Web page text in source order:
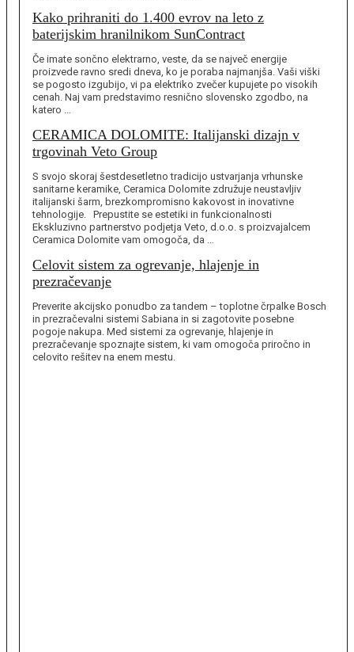
Kako prihraniti do 1.400 evrov na leto z
baterijskim hranilnikom SunContract
Če imate sončno elektrarno, veste, da se največ energije
proizvede ravno sredi dneva, ko je poraba najmanjša. Vaši viški
se pogosto izgubijo, vi pa elektriko zvečer kupujete po visokih
cenah. Naj vam predstavimo resnično slovensko zgodbo, na
katero …
CERAMICA DOLOMITE: Italijanski dizajn v
trgovinah Veto Group
S svojo skoraj šestdesetletno tradicijo ustvarjanja vrhunske
sanitarne keramike, Ceramica Dolomite združuje neustavljiv
italijanski šarm, brezkompromisno kakovost in inovativne
tehnologije. Prepustite se estetiki in funkcionalnosti
Ekskluzivno partnerstvo podjetja Veto, d.o.o. s proizvajalcem
Ceramica Dolomite vam omogoča, da …
Celovit sistem za ogrevanje, hlajenje in
prezračevanje
Preverite akcijsko ponudbo za tandem – toplotne črpalke Bosch
in prezračevalni sistemi Sabiana in si zagotovite posebne
pogoje nakupa. Med sistemi za ogrevanje, hlajenje in
prezračevanje spoznajte sistem, ki vam omogoča priročno in
celovito rešitev na enem mestu.